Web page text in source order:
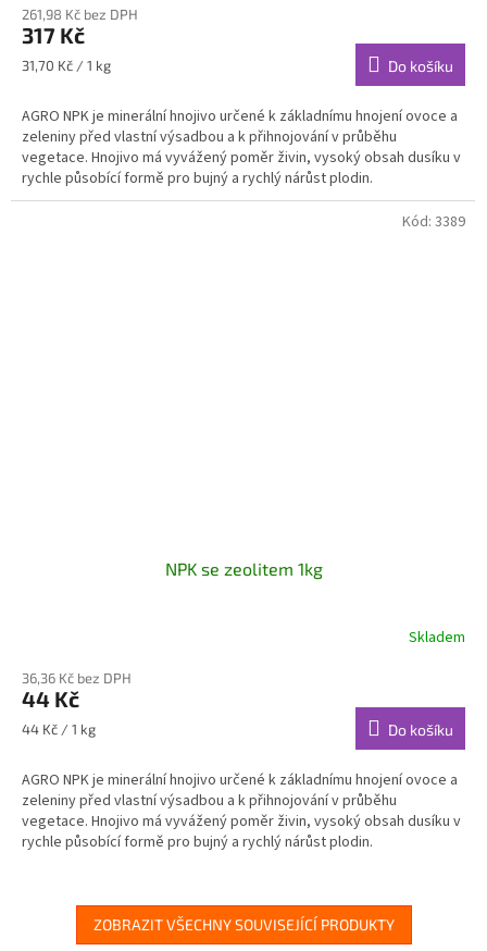
261,98 Kč bez DPH
317 Kč
Měrná
31,70 Kč / 1 kg Do košíku
AGRO NPK je minerální hnojivo určené k základnímu hnojení ovoce a
zeleniny před vlastní výsadbou a k přihnojování v průběhu
vegetace. Hnojivo má vyvážený poměr živin, vysoký obsah dusíku v
rychle působící formě pro bujný a rychlý nárůst plodin.
NPK se zeolitem 1kg
Skladem
36,36 Kč bez DPH
44 Kč
Měrná
44 Kč / 1 kg Do košíku
AGRO NPK je minerální hnojivo určené k základnímu hnojení ovoce a
zeleniny před vlastní výsadbou a k přihnojování v průběhu
vegetace. Hnojivo má vyvážený poměr živin, vysoký obsah dusíku v
rychle působící formě pro bujný a rychlý nárůst plodin.
Kód: 3389
ZOBRAZIT VŠECHNY SOUVISEJÍCÍ PRODUKTY